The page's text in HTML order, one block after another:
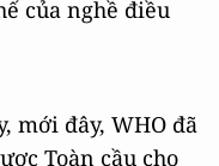
của nghề điều
mới đây, WHO đã
Toàn cầu cho